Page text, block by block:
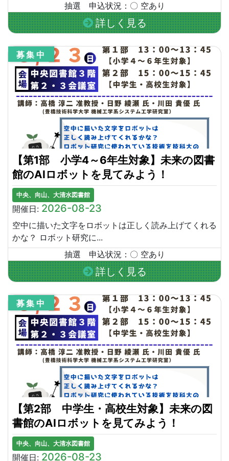
抽選 申込状況：〇 空あり
詳しく見る
募集中
【第1部 小学4～6年生対象】未来の図書
館のAIロボットを見てみよう！
中央、向山、大清水図書館
開催日: 2026-08-23
空中に描いた文字をロボットは正しく読み上げてくれる
かな？ ロボット研究に...
抽選 申込状況：〇 空あり
詳しく見る
募集中
【第2部 中学生・高校生対象】未来の図
書館のAIロボットを見てみよう！
中央、向山、大清水図書館
開催日: 2026-08-23